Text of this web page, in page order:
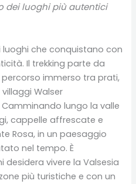
dei luoghi più autentici
luoghi che conquistano con
Il trekking parte da
immerso tra prati,
Walser
lungo la valle
cappelle affrescate e
Rosa, in un paesaggio
nel tempo. È
desidera vivere la Valsesia
più turistiche e con un